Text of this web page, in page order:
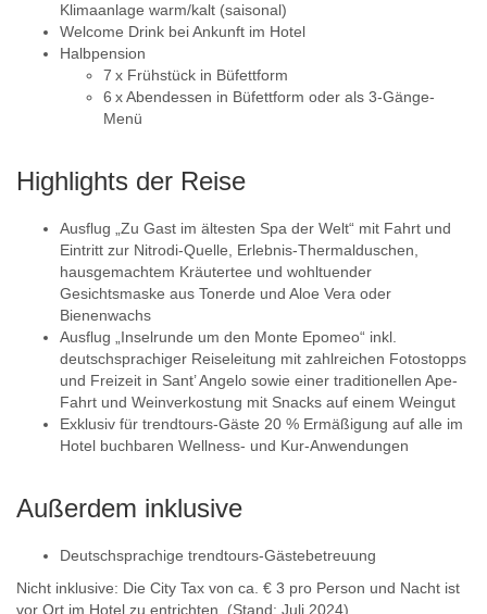
Klimaanlage warm/kalt (saisonal)
Welcome Drink bei Ankunft im Hotel
Halbpension
7 x Frühstück in Büfettform
6 x Abendessen in Büfettform oder als 3-Gänge-
Menü
Highlights der Reise
Ausflug „Zu Gast im ältesten Spa der Welt“ mit Fahrt und
Eintritt zur Nitrodi-Quelle, Erlebnis-Thermalduschen,
hausgemachtem Kräutertee und wohltuender
Gesichtsmaske aus Tonerde und Aloe Vera oder
Bienenwachs
Ausflug „Inselrunde um den Monte Epomeo“ inkl.
deutschsprachiger Reiseleitung mit zahlreichen Fotostopps
und Freizeit in Sant’ Angelo sowie einer traditionellen Ape-
Fahrt und Weinverkostung mit Snacks auf einem Weingut
Exklusiv für trendtours-Gäste 20 % Ermäßigung auf alle im
Hotel buchbaren Wellness- und Kur-Anwendungen
Außerdem inklusive
Deutschsprachige trendtours-Gästebetreuung
Nicht inklusive: Die City Tax von ca. € 3 pro Person und Nacht ist
vor Ort im Hotel zu entrichten. (Stand: Juli 2024)